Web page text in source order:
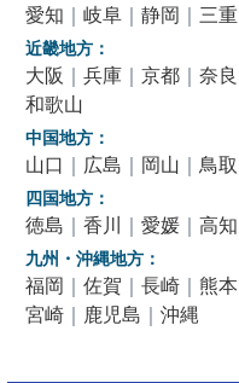
愛知 ｜ 岐阜 ｜ 静岡 ｜ 三重
近畿地方：
大阪 ｜ 兵庫｜ 京都｜ 奈良
和歌山
中国地方：
山口 ｜ 広島 ｜ 岡山 ｜ 鳥取
四国地方：
徳島 ｜ 香川 ｜ 愛媛｜ 高知
九州・沖縄地方：
福岡 ｜ 佐賀 ｜ 長崎｜ 熊本
宮崎｜ 鹿児島 ｜ 沖縄